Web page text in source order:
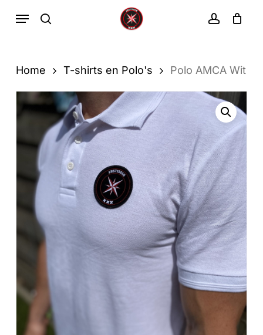
zoekopdracht
Menu
Winkelwagen
Home T-shirts en Polo's Polo AMCA Wit